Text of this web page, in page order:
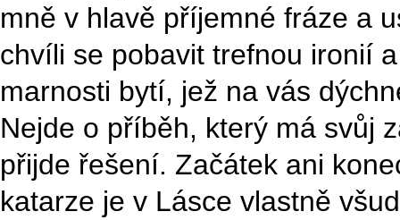
mně v hlavě příjemné fráze a
chvíli se pobavit trefnou ironií
marnosti bytí, jež na vás
Nejde o příběh, který má svůj
přijde řešení. Začátek ani
katarze je v Lásce vlastně